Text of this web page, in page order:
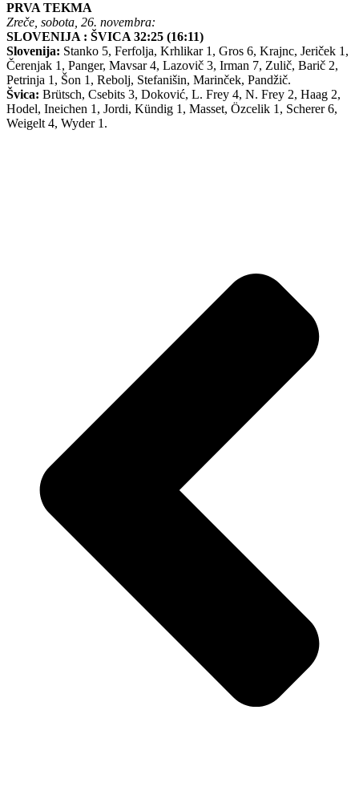
PRVA TEKMA
Zreče, sobota, 26. novembra:
SLOVENIJA : ŠVICA 32:25 (16:11)
Slovenija: Stanko 5, Ferfolja, Krhlikar 1, Gros 6, Krajnc, Jeriček 1,
Čerenjak 1, Panger, Mavsar 4, Lazovič 3, Irman 7, Zulič, Barič 2,
Petrinja 1, Šon 1, Rebolj, Stefanišin, Marinček, Pandžič.
Švica: Brütsch, Csebits 3, Doković, L. Frey 4, N. Frey 2, Haag 2,
Hodel, Ineichen 1, Jordi, Kündig 1, Masset, Özcelik 1, Scherer 6,
Weigelt 4, Wyder 1.